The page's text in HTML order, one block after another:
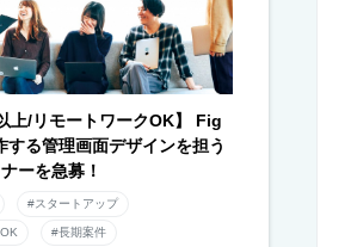
上/リモートワークOK】 Fig
する管理画面デザインを担う
ーを急募！
#スタートアップ
#長期案件